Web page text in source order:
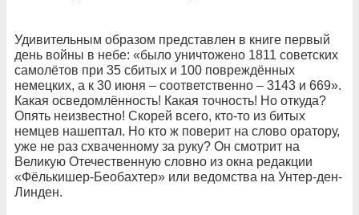
Удивительным образом представлен в книге первый
день войны в небе: «было уничтожено 1811 советских
самолётов при 35 сбитых и 100 повреждённых
немецких, а к 30 июня – соответственно – 3143 и 669».
Какая осведомлённость! Какая точность! Но откуда?
Опять неизвестно! Скорей всего, кто-то из битых
немцев нашептал. Но кто ж поверит на слово оратору,
уже не раз схваченному за руку? Он смотрит на
Великую Отечественную словно из окна редакции
«Фёлькишер-Беобахтер» или ведомства на Унтер-ден-
Линден.